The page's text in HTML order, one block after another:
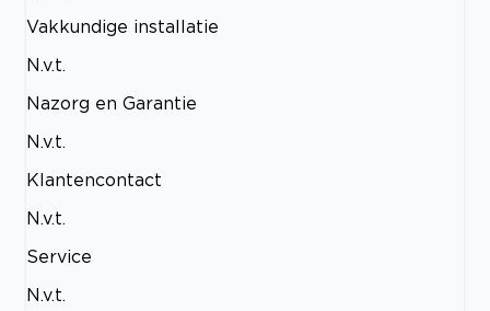
Vakkundige installatie
N.v.t.
Nazorg en Garantie
N.v.t.
Klantencontact
N.v.t.
Service
N.v.t.